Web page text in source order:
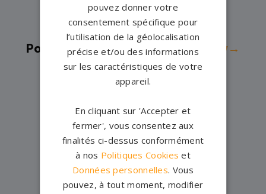
Pompes funèbres -MELRAND→
Pompes funèbres -Muzillac→
Pompes funèbres - Noyal-Pontivy→
Pompes funèbres - Peillac→
Pompes funèbres -
Pompes funèbres -
Plouay→
Pompes funèbres -Pontivy→
Pompes funèbres -Quéven→
Pompes funèbres - Quiberon→
Pompes funèbres - RADENAC→
pouvez donner votre
consentement spécifique pour
l’utilisation de la géolocalisation
précise et/ou des informations
sur les caractéristiques de votre
appareil.
En cliquant sur 'Accepter et
fermer', vous consentez aux
finalités ci-dessus conformément
à nos Politiques Cookies et
Données personnelles. Vous
pouvez, à tout moment, modifier